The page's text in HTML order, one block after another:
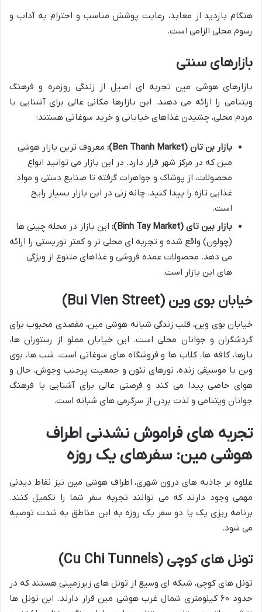
هنگام بازدید از معابد، رعایت پوشش مناسب و احترام به آداب و
رسوم محلی الزامی است.
بازارهای سنتی
بازارهای هوشی مین تجربه ای اصیل از زندگی روزمره و فرهنگ
ویتنامی را ارائه می دهند. این بازارها مکانی عالی برای آشنایی با
مردم محلی، چشیدن غذاهای خیابانی و خرید سوغاتی هستند:
بازار بن تان (Ben Thanh Market):
معروف ترین بازار هوشی
مین که در مرکز شهر قرار دارد. در این بازار می توانید انواع
محصولات، از پوشاک و جواهرات گرفته تا صنایع دستی و مواد
غذایی تازه را پیدا کنید. چانه زنی در این بازار بسیار رایج
است.
بازار بین تای (Binh Tay Market):
این بازار در محله چینی ها
(چولون) واقع شده و تجربه ای محلی تر و کمتر توریستی را ارائه
می دهد. محصولات عمده فروشی و غذاهای متنوع از ویژگی
های این بازار است.
خیابان بوی وین (Bui Vien Street)
خیابان بوی وین، قلب زندگی شبانه هوشی مین، مقصدی محبوب برای
گردشگران و جوانان محلی است. این خیابان مملو از رستوران ها،
بارها، کافه ها، کلاب ها و فروشگاه های سوغاتی است. شب ها، بوی
وین با موسیقی زنده، نورهای نئون و جمعیت پرجنب وجوش، حال و
هوای خاصی پیدا می کند و فرصتی عالی برای آشنایی با فرهنگ
جوانان ویتنامی و لذت بردن از سرگرمی های شبانه است.
تجربه های فراموش نشدنی اطراف
هوشی مین: سفرهای یک روزه
علاوه بر جاذبه های درون شهری، اطراف هوشی مین نیز نقاط دیدنی
مهمی وجود دارند که می توانند تجربه سفر شما را تکمیل کنند.
برنامه ریزی یک یا دو سفر یک روزه به این مناطق به شدت توصیه
می شود.
تونل های کوچی (Cu Chi Tunnels)
تونل های کوچی، شبکه ای وسیع از تونل های زیرزمینی هستند که در
حدود ۶۰ کیلومتری شمال غرب هوشی مین قرار دارند. این تونل ها